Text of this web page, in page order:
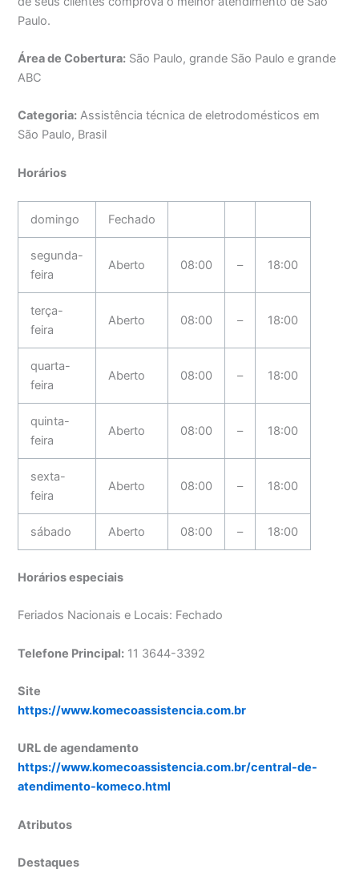
Paulo.
Área de Cobertura: São Paulo, grande São Paulo e grande
ABC
Categoria: Assistência técnica de eletrodomésticos em
São Paulo, Brasil
Horários
domingo Fechado
segunda-
feira
Aberto 08:00 – 18:00
terça-
feira
Aberto 08:00 – 18:00
quarta-
feira
Aberto 08:00 – 18:00
quinta-
feira
Aberto 08:00 – 18:00
sexta-
feira
Aberto 08:00 – 18:00
sábado Aberto 08:00 – 18:00
Horários especiais
Feriados Nacionais e Locais: Fechado
Telefone Principal: 11 3644-3392
Site
https://www.komecoassistencia.com.br
URL de agendamento
https://www.komecoassistencia.com.br/central-de-
atendimento-komeco.html
Atributos
Destaques